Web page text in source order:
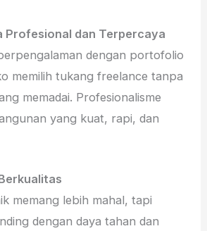
Profesional dan Terpercaya
dengan portofolio
memilih tukang freelance tanpa
memadai. Profesionalisme
yang kuat, rapi, dan
memang lebih mahal, tapi
dengan daya tahan dan